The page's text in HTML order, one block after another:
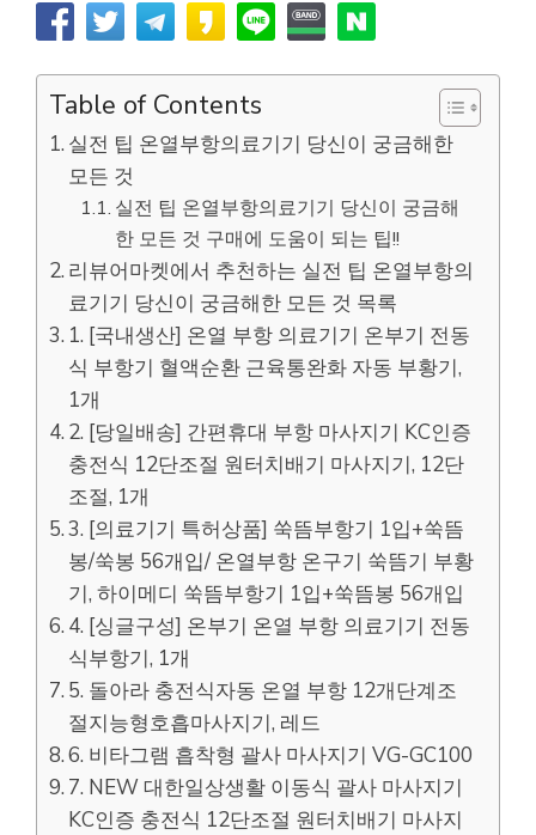
Table of Contents
실전 팁 온열부항의료기기 당신이 궁금해한
모든 것
실전 팁 온열부항의료기기 당신이 궁금해
한 모든 것 구매에 도움이 되는 팁!!
리뷰어마켓에서 추천하는 실전 팁 온열부항의
료기기 당신이 궁금해한 모든 것 목록
1. [국내생산] 온열 부항 의료기기 온부기 전동
식 부항기 혈액순환 근육통완화 자동 부황기,
1개
2. [당일배송] 간편휴대 부항 마사지기 KC인증
충전식 12단조절 원터치배기 마사지기, 12단
조절, 1개
3. [의료기기 특허상품] 쑥뜸부항기 1입+쑥뜸
봉/쑥봉 56개입/ 온열부항 온구기 쑥뜸기 부황
기, 하이메디 쑥뜸부항기 1입+쑥뜸봉 56개입
4. [싱글구성] 온부기 온열 부항 의료기기 전동
식부항기, 1개
5. 돌아라 충전식자동 온열 부항 12개단계조
절지능형호흡마사지기, 레드
6. 비타그램 흡착형 괄사 마사지기 VG-GC100
7. NEW 대한일상생활 이동식 괄사 마사지기
KC인증 충전식 12단조절 원터치배기 마사지